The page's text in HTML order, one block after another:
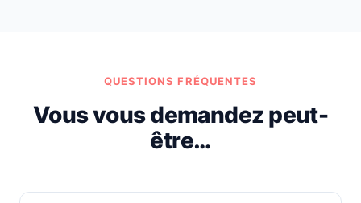
QUESTIONS FRÉQUENTES
Vous vous demandez peut-
être…